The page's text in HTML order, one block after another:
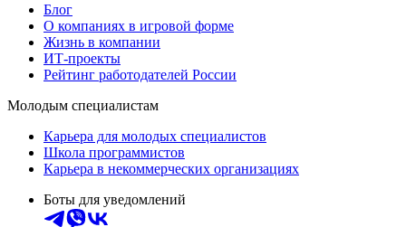
Блог
О компаниях в игровой форме
Жизнь в компании
ИТ-проекты
Рейтинг работодателей России
Молодым специалистам
Карьера для молодых специалистов
Школа программистов
Карьера в некоммерческих организациях
Боты для уведомлений